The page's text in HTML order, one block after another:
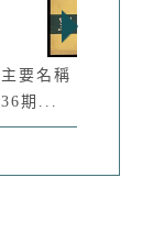
主要名稱：文星 31-
36期...